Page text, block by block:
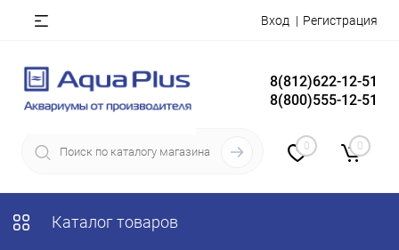
Вход Регистрация
8(812)622-12-51
8(800)555-12-51
0 0
Каталог товаров